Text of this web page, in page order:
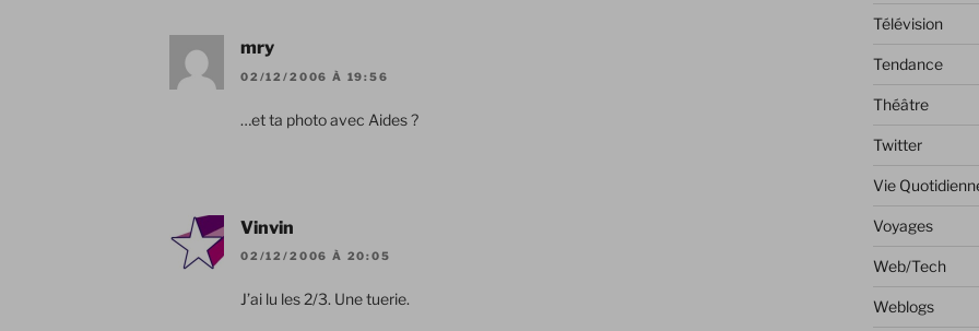
mry
02/12/2006 À 19:56
…et ta photo avec Aides ?
Vinvin
02/12/2006 À 20:05
J’ai lu les 2/3. Une tuerie.
Télévision
Tendance
Théâtre
Twitter
Vie
Voyages
Web/Tech
Weblogs